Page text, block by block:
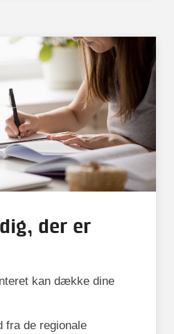
der er
kan dække dine
fra de regionale